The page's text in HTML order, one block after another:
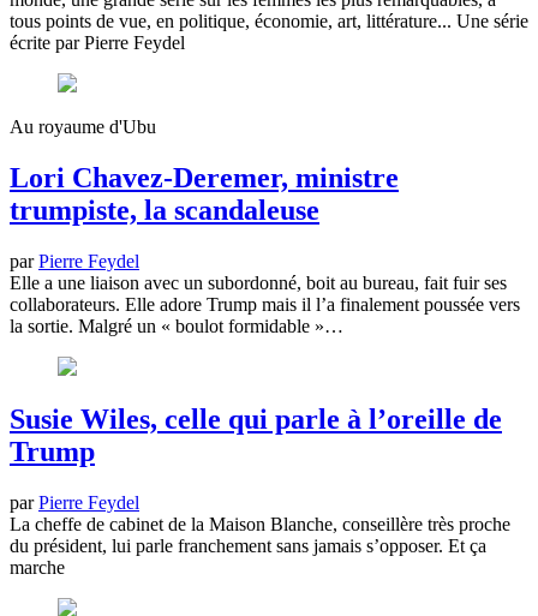
tous points de vue, en politique, économie, art, littérature... Une série
écrite par Pierre Feydel
Au royaume d'Ubu
Lori Chavez-Deremer, ministre
trumpiste, la scandaleuse
parPierre Feydel
Elle a une liaison avec un subordonné, boit au bureau, fait fuir ses
collaborateurs. Elle adore Trump mais il l’a finalement poussée vers
la sortie. Malgré un « boulot formidable »…
Susie Wiles, celle qui parle à l’oreille de
Trump
parPierre Feydel
La cheffe de cabinet de la Maison Blanche, conseillère très proche
du président, lui parle franchement sans jamais s’opposer. Et ça
marche